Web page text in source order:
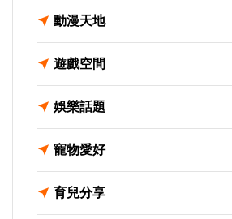
動漫天地
遊戲空間
娛樂話題
寵物愛好
育兒分享